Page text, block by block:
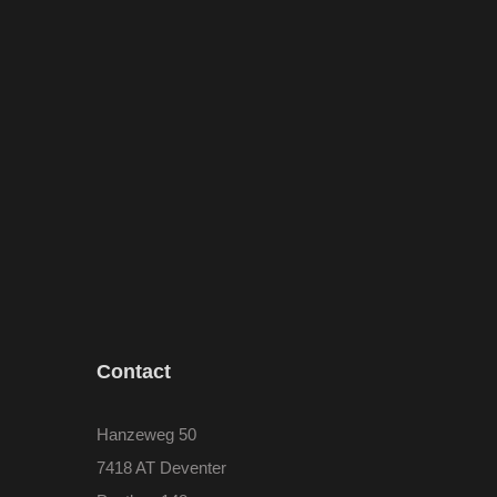
Contact
Hanzeweg 50
7418 AT Deventer